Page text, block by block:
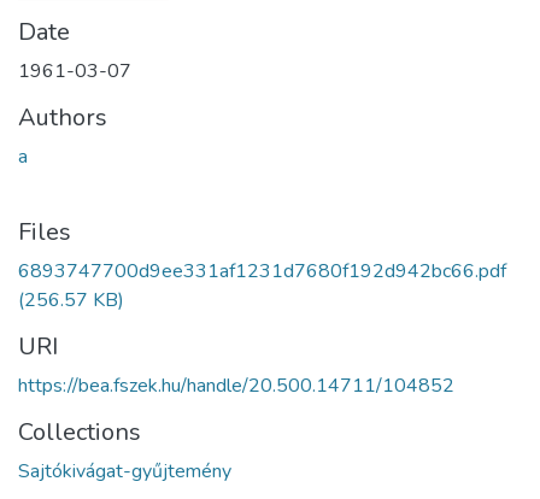
Date
1961-03-07
Authors
a
Files
6893747700d9ee331af1231d7680f192d942bc66.pdf
(256.57 KB)
URI
https://bea.fszek.hu/handle/20.500.14711/104852
Collections
Sajtókivágat-gyűjtemény